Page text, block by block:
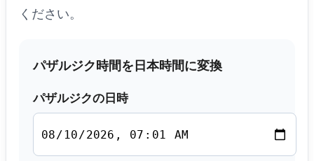
ください。
パザルジク時間を日本時間に変換
パザルジクの日時